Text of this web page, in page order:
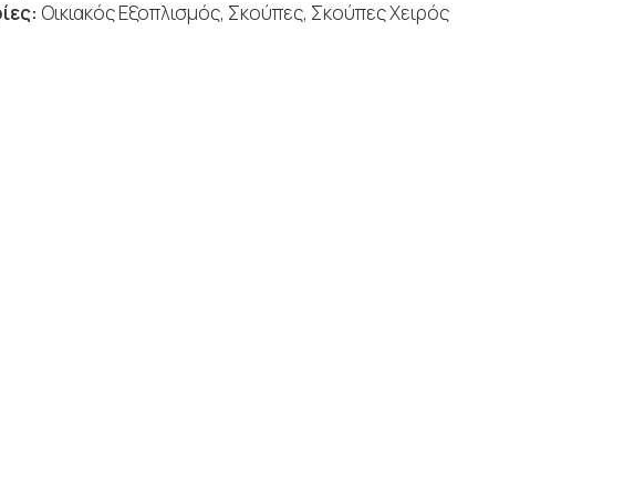
Οικιακός Εξοπλισμός, Σκούπες, Σκούπες Χειρός